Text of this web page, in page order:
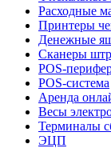
Расходные
Принтеры
Денежные
Сканеры
POS-
POS-система
Аренда
Весы
Терминалы
ЭЦП